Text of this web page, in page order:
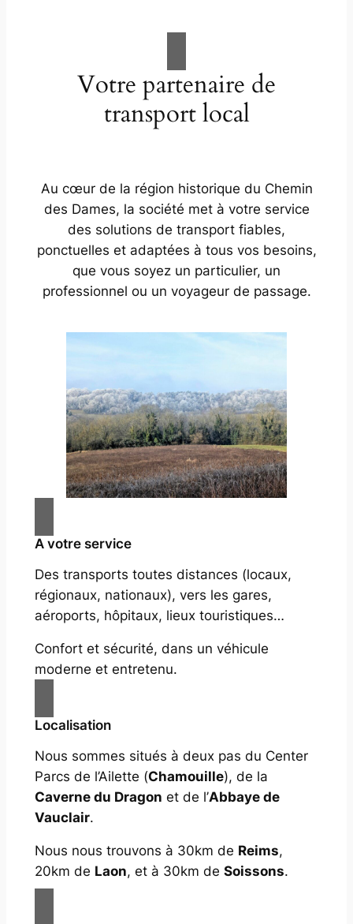
Votre partenaire de
transport local
Au cœur de la région historique du Chemin
des Dames, la société met à votre service
des solutions de transport fiables,
ponctuelles et adaptées à tous vos besoins,
que vous soyez un particulier, un
professionnel ou un voyageur de passage.
A votre service
Des transports toutes distances (locaux,
régionaux, nationaux), vers les gares,
aéroports, hôpitaux, lieux touristiques…
Confort et sécurité, dans un véhicule
moderne et entretenu.
Localisation
Nous sommes situés à deux pas du Center
Parcs de l’Ailette (Chamouille), de la
Caverne du Dragon et de l’Abbaye de
Vauclair.
Nous nous trouvons à 30km de Reims,
20km de Laon, et à 30km de Soissons.